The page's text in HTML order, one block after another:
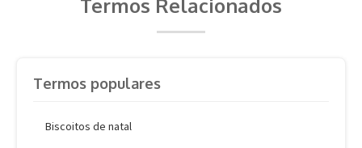
Termos Relacionados
Termos populares
Biscoitos de natal